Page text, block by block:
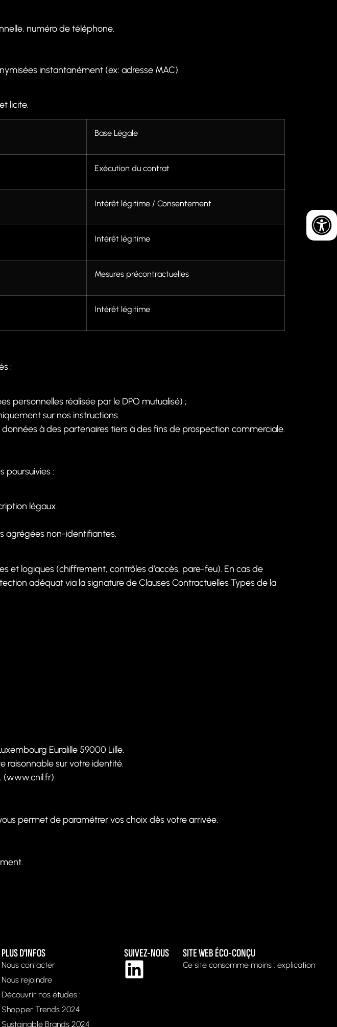
numéro de téléphone.
instantanément (ex: adresse MAC).
licite.
Base Légale
Exécution du contrat
Intérêt légitime / Consentement
Intérêt légitime
Mesures précontractuelles
Intérêt légitime
:
personnelles réalisée par le DPO mutualisé) ;
sur nos instructions.
à des partenaires tiers à des fins de prospection commerciale.
poursuivies :
légaux.
agrégées non-identifiantes.
et logiques (chiffrement, contrôles d’accès, pare-feu). En cas de
adéquat via la signature de Clauses Contractuelles Types de la
Euralille 59000 Lille.
raisonnable sur votre identité.
(www.cnil.fr).
permet de paramétrer vos choix dès votre arrivée.
PLUS D'INFOS
Nous contacter
Nous rejoindre
Découvrir nos études :
Shopper Trends 2024
Sustainable Brands 2024
SUIVEZ-NOUS SITE WEB ÉCO-CONÇU
Ce site consomme moins : explication